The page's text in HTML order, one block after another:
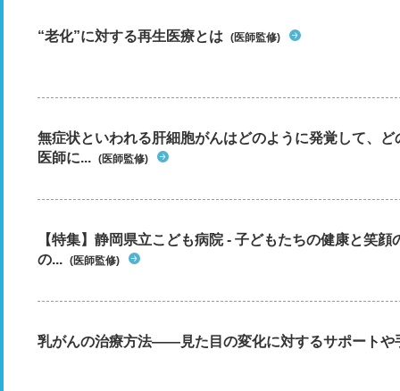
“老化”に対する再生医療とは (医師監修)
無症状といわれる肝細胞がんはどのように発覚して、
医師に... (医師監修)
【特集】静岡県立こども病院 - 子どもたちの健康と笑
の... (医師監修)
乳がんの治療方法――見た目の変化に対するサポートや